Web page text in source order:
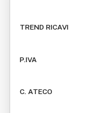
TREND RICAVI
P.IVA
C. ATECO